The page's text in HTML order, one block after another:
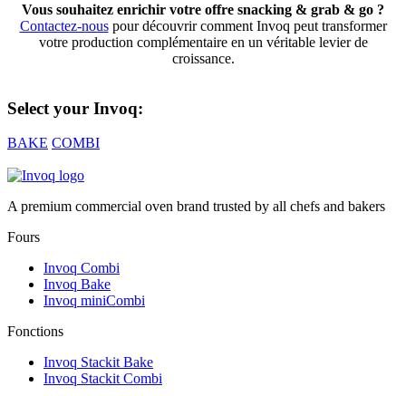
Vous souhaitez enrichir votre offre snacking & grab & go ?
Contactez-nouspour découvrir comment Invoq peut transformer
votre production complémentaire en un véritable levier de
croissance.
Select your Invoq:
BAKE COMBI
A premium commercial oven brand trusted by all chefs and bakers
Fours
Invoq Combi
Invoq Bake
Invoq miniCombi
Fonctions
Invoq Stackit Bake
Invoq Stackit Combi